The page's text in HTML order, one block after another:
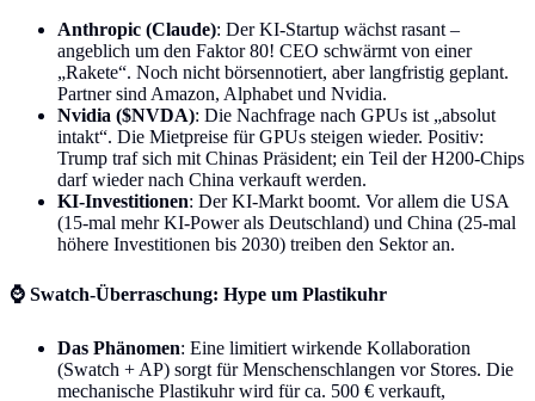
Anthropic (Claude): Der KI-Startup wächst rasant –
angeblich um den Faktor 80! CEO schwärmt von einer
„Rakete“. Noch nicht börsennotiert, aber langfristig geplant.
Partner sind Amazon, Alphabet und Nvidia.
Nvidia ($NVDA): Die Nachfrage nach GPUs ist „absolut
intakt“. Die Mietpreise für GPUs steigen wieder. Positiv:
Trump traf sich mit Chinas Präsident; ein Teil der H200-Chips
darf wieder nach China verkauft werden.
KI-Investitionen: Der KI-Markt boomt. Vor allem die USA
(15-mal mehr KI-Power als Deutschland) und China (25-mal
höhere Investitionen bis 2030) treiben den Sektor an.
⌚ Swatch-Überraschung: Hype um Plastikuhr
Das Phänomen: Eine limitiert wirkende Kollaboration
(Swatch + AP) sorgt für Menschenschlangen vor Stores. Die
mechanische Plastikuhr wird für ca. 500 € verkauft,